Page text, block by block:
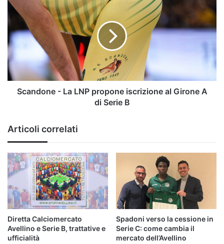
basket"
La
LNP
propone
iscrizione
al
Girone
A
Scandone - La LNP propone iscrizione al Girone A
di Serie B
Articoli correlati
Diretta Calciomercato
Avellino e Serie B, trattative e
ufficialità
Spadoni verso la cessione in
Serie C: come cambia il
mercato dell’Avellino